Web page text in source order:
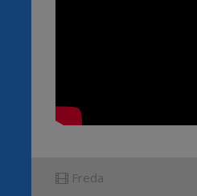
Freda